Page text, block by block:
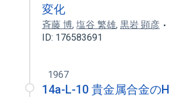
変化
斉藤 博, 塩谷 繁雄, 黒岩 顕彦
ID: 176583691
1967
14a-L-10 貴金属合金の